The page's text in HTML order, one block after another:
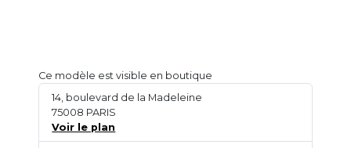
Ce modèle est visible en boutique
14, boulevard de la Madeleine
75008 PARIS
Voir le plan